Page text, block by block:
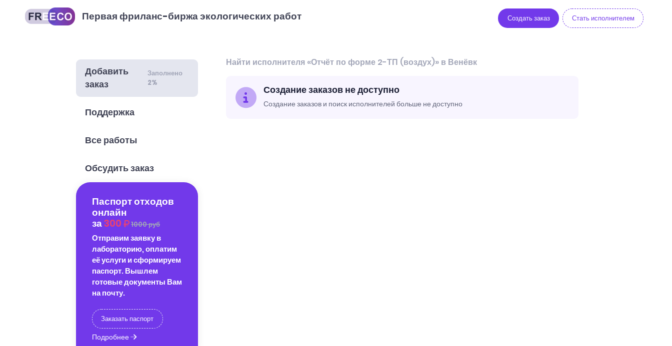
Первая фриланс-биржа экологических работ Создать заказ Стать исполнителем
Добавить
заказ
Заполнено
2%
Поддержка
Все работы
Обсудить заказ
Паспорт отходов
онлайн
за300 1000 руб
Отправим заявку в
лабораторию, оплатим
её услуги и сформируем
паспорт. Вышлем
готовые документы Вам
на почту.
Заказать паспорт
Подробнее
Найти исполнителя «Отчёт по форме 2-ТП (воздух)» в Венёвк
Создание заказов не доступно
Создание заказов и поиск исполнителей больше не доступно